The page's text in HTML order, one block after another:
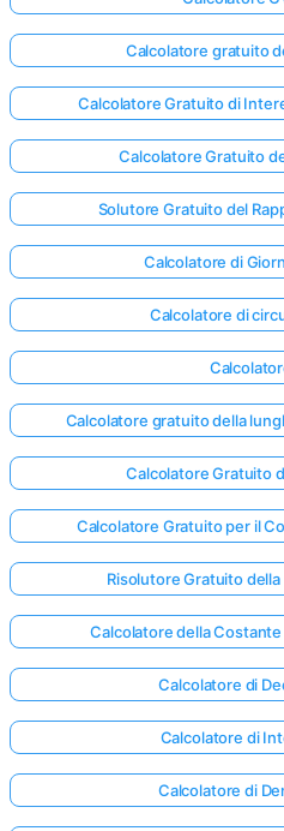
Calcolatore gratuito
Calcolatore Gratuito di
Calcolatore Gratuito
Solutore Gratuito del
Calcolatore di
Calcolatore di
Calcolatore gratuito della
Calcolatore Gratuito
Calcolatore Gratuito per il
Risolutore Gratuito
Calcolatore della
Calcolatore di
Calcolatore di
Calcolatore di